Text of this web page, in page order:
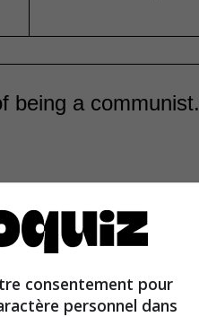
being a communist.
security clearance,
revoked due to his ties
to be “loyal” to the
consentement pour
personnel dans